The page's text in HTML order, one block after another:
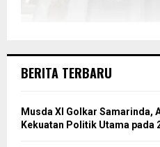
BERITA TERBARU
Musda XI Golkar Samarinda,
Kekuatan Politik Utama pada